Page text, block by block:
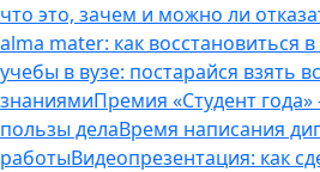
что это, зачем и можно ли
alma mater: как восстановиться в
учебы в вузе: постарайся взять
знаниямиПремия «Студент года»
пользы делаВремя написания
работыВидеопрезентация: как